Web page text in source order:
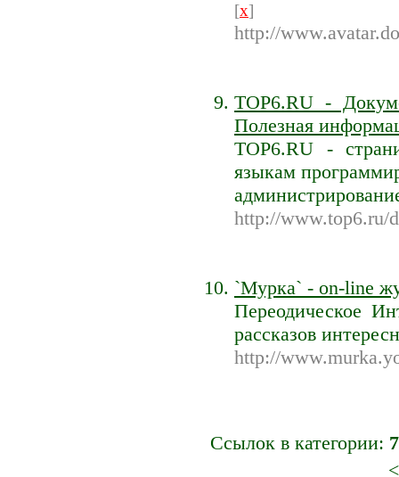
[x]
http://
TOP6.RU -
Полезная
TOP6.RU -
языкам
http://www.top6.ru/
`Мурка` - on-line
Переодическое
рассказов
http://
Ссылок в категории: